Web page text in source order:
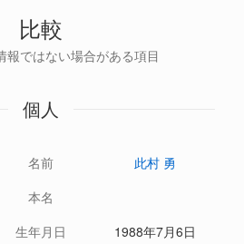
比較
報ではない場合がある項目
個人
名前
此村 勇
本名
生年月日
1988年7月6日